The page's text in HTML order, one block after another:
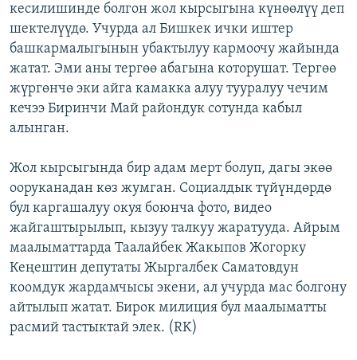
кесилишинде болгон жол кырсыгына күнөөлүү деп
шектелүүдө. Учурда ал Бишкек ички иштер
башкармалыгынын убактылуу кармоочу жайында
жатат. Эми аны тергөө абагына которушат. Тергөө
жүргөнчө эки айга камакка алуу тууралуу чечим
кечээ Биринчи Май райондук сотунда кабыл
алынган.
Жол кырсыгында бир адам мерт болуп, дагы экөө
ооруканадан көз жумган. Социалдык түйүндөрдө
бул каргашалуу окуя боюнча фото, видео
жайгаштырылып, кызуу талкуу жаратууда. Айрым
маалыматтарда Таалайбек Жакыпов Жогорку
Кеңештин депутаты Жыргалбек Саматовдун
коомдук жардамчысы экени, ал учурда мас болгону
айтылып жатат. Бирок милиция бул маалыматты
расмий тастыктай элек. (RK)